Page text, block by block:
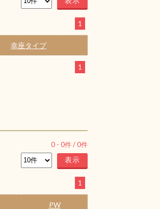
1
幸座タイプ
1
0 - 0件 /0件
1
PW